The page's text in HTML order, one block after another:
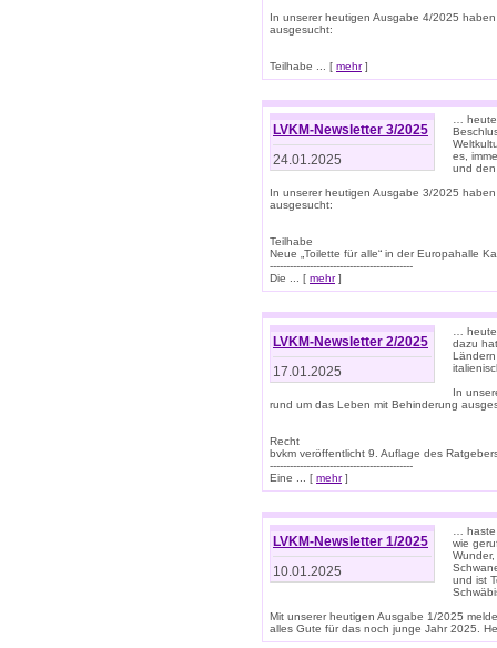
In unserer heutigen Ausgabe 4/2025
ausgesucht:
Teilhabe ... [ mehr]
LVKM-Newsletter 3/2025
24.01.2025
…
es,
und
In unserer heutigen Ausgabe 3/2025
ausgesucht:
Teilhabe
Neue „Toilette für alle“ in der Europahalle
-------------------------------------------
Die ... [ mehr]
LVKM-Newsletter 2/2025
17.01.2025
…
dazu
In
rund um das Leben mit Behinderung
Recht
bvkm veröffentlicht 9. Auflage des
-------------------------------------------
Eine ... [ mehr]
LVKM-Newsletter 1/2025
10.01.2025
…
wie
und ist
Mit unserer heutigen Ausgabe 1/2025
alles Gute für das noch junge Jahr 2025.